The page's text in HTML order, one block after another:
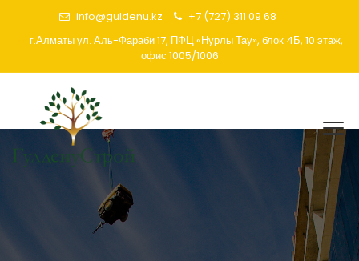
info@guldenu.kz
+7 (727) 311 09 68
г.Алматы ул. Аль-Фараби 17, ПФЦ «Нурлы Тау», блок 4Б, 10 этаж,
офис 1005/1006